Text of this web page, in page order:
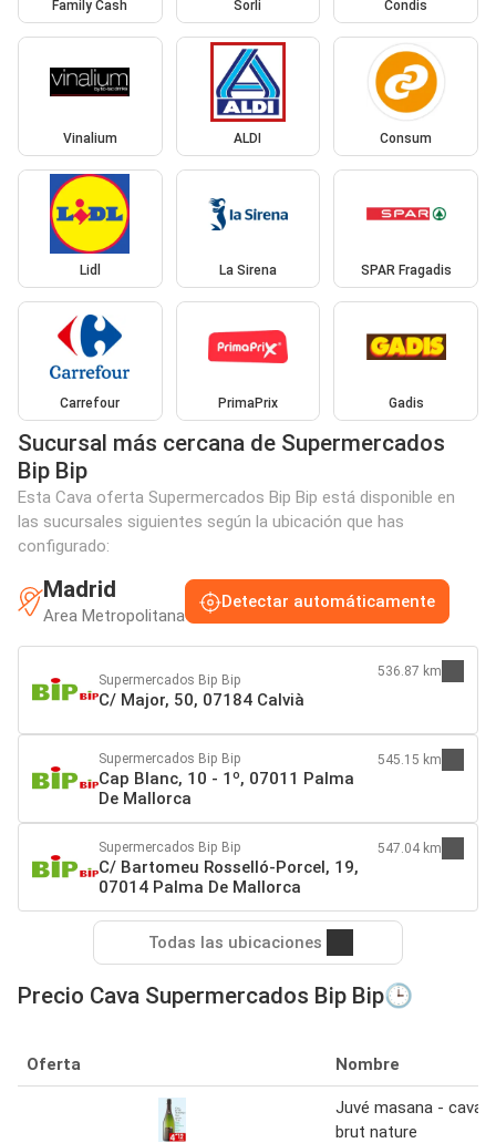
Family Cash Sorli Condis
Vinalium ALDI Consum
Lidl La Sirena SPAR Fragadis
Carrefour PrimaPrix Gadis
Sucursal más cercana de Supermercados
Bip Bip
Esta Cava oferta Supermercados Bip Bip está disponible en
las sucursales siguientes según la ubicación que has
configurado:
Madrid
Area Metropolitana
Detectar automáticamente
Supermercados Bip Bip
C/ Major, 50, 07184 Calvià
536.87 km
Supermercados Bip Bip
Cap Blanc, 10 - 1º, 07011 Palma
De Mallorca
545.15 km
Supermercados Bip Bip
C/ Bartomeu Rosselló-Porcel, 19,
07014 Palma De Mallorca
547.04 km
Todas las ubicaciones
Precio Cava Supermercados Bip Bip🕒
Oferta Nombre
Juvé masana - cava
brut nature